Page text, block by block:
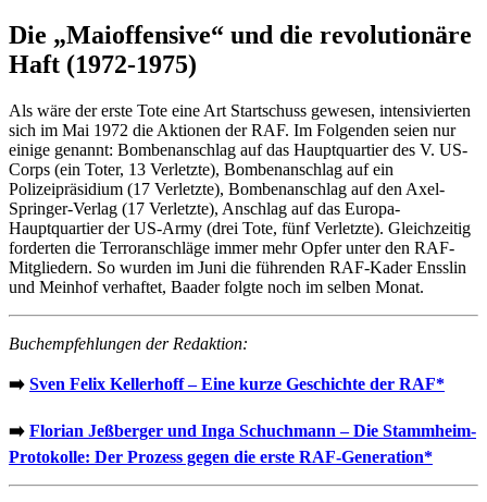
Die „Maioffensive“ und die revolutionäre
Haft (1972-1975)
Als wäre der erste Tote eine Art Startschuss gewesen, intensivierten
sich im Mai 1972 die Aktionen der RAF. Im Folgenden seien nur
einige genannt: Bombenanschlag auf das Hauptquartier des V. US-
Corps (ein Toter, 13 Verletzte), Bombenanschlag auf ein
Polizeipräsidium (17 Verletzte), Bombenanschlag auf den Axel-
Springer-Verlag (17 Verletzte), Anschlag auf das Europa-
Hauptquartier der US-Army (drei Tote, fünf Verletzte). Gleichzeitig
forderten die Terroranschläge immer mehr Opfer unter den RAF-
Mitgliedern. So wurden im Juni die führenden RAF-Kader Ensslin
und Meinhof verhaftet, Baader folgte noch im selben Monat.
Buchempfehlungen der Redaktion:
➡️ Sven Felix Kellerhoff – Eine kurze Geschichte der RAF*
➡️ Florian Jeßberger und Inga Schuchmann – Die Stammheim-
Protokolle: Der Prozess gegen die erste RAF-Generation*